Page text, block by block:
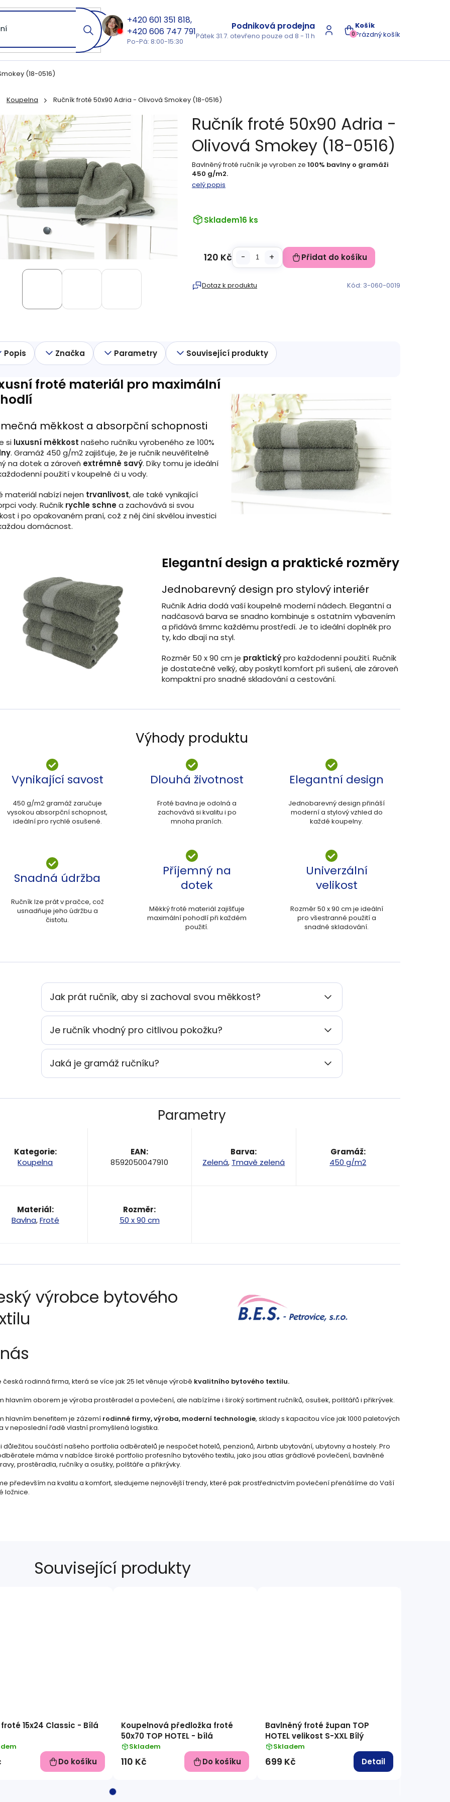
NÁKUPNÍ
Prázdný košík
0
601 351 818
606 747 791
Po-Pá: 8:00-15:30
Podniková prodejna
Pátek 31.7. otevřeno pouze od 8 - 11 h
(18-0516)
Koupelna Ručník froté 50x90 Adria - Olivová Smokey (18-0516)
Skladem16 ks
Bavlněný froté ručník je vyroben ze 100% bavlny o gramáži
450 g/m2.
celý popis
Dotaz k produktu Kód: 3-060-0019
Ručník froté 50x90 Adria -
Olivová Smokey (18-0516)
120 Kč Přidat do košíku
Popis Značka Parametry Související produkty
froté materiál pro maximální
měkkost a absorpční schopnosti
si luxusní měkkost našeho ručníku vyrobeného ze 100%
. Gramáž 450 g/m2 zajišťuje, že je ručník neuvěřitelně
na dotek a zároveň extrémně savý. Díky tomu je ideální
použití v koupelně či u vody.
materiál nabízí nejen trvanlivost, ale také vynikající
vody. Ručník rychle schnea zachovává si svou
i po opakovaném praní, což z něj činí skvělou investici
domácnost.
Elegantní design a praktické rozměry
Jednobarevný design pro stylový interiér
Ručník Adria dodá vaší koupelně moderní nádech. Elegantní a
nadčasová barva se snadno kombinuje s ostatním vybavením
a přidává šmrnc každému prostředí. Je to ideální doplněk pro
ty, kdo dbají na styl.
Rozměr 50 x 90 cm je praktickýpro každodenní použití. Ručník
je dostatečně velký, aby poskytl komfort při sušení, ale zároveň
kompaktní pro snadné skladování a cestování.
Výhody produktu
Vynikající savost
450 g/m2 gramáž zaručuje
vysokou absorpční schopnost,
ideální pro rychlé osušené.
Dlouhá životnost
Froté bavlna je odolná a
zachovává si kvalitu i po
mnoha praních.
Elegantní design
Jednobarevný design přináší
moderní a stylový vzhled do
každé koupelny.
Snadná údržba
Ručník lze prát v pračce, což
usnadňuje jeho údržbu a
čistotu.
Příjemný na
dotek
Měkký froté materiál zajišťuje
maximální pohodlí při každém
použití.
Univerzální
velikost
Rozměr 50 x 90 cm je ideální
pro všestranné použití a
snadné skladování.
Jak prát ručník, aby si zachoval svou měkkost?
Je ručník vhodný pro citlivou pokožku?
Jaká je gramáž ručníku?
Parametry
Kategorie:
Koupelna
EAN:
8592050047910
Barva:
Zelená, Tmavě zelená
Gramáž:
450 g/m2
Materiál:
Bavlna,Froté
Rozměr:
50 x 90 cm
výrobce bytového
česká rodinná firma, která se více jak 25 let věnuje výrobě kvalitního bytového textilu.
hlavním oborem je výroba prostěradel a povlečení, ale nabízíme i široký sortiment ručníků, osušek, polštářů i přikrývek.
hlavním benefitem je zázemí rodinné firmy, výroba, moderní technologie, sklady s kapacitou více jak 1000 paletových
v neposlední řadě vlastní promyšlená logistika.
důležitou součástí našeho portfolia odběratelů je nespočet hotelů, penzionů, Airbnb ubytování, ubytovny a hostely. Pro
máma v nabídce široké portfolio profesního bytového textilu, jako jsou atlas grádlové povlečení, bavlněné
prostěradla, ručníky a osušky, polštáře a přikrývky.
především na kvalitu a komfort, sledujeme nejnovější trendy, které pak prostřednictvím povlečení přenášíme do Vaší
ložnice.
Související produkty
15x24 Classic - Bílá
Do košíku
Koupelnová předložka froté
50x70 TOP HOTEL - bílá
Skladem
110 Kč Do košíku
Bavlněný froté župan TOP
HOTEL velikost S-XXL Bílý
Skladem
699 Kč Detail